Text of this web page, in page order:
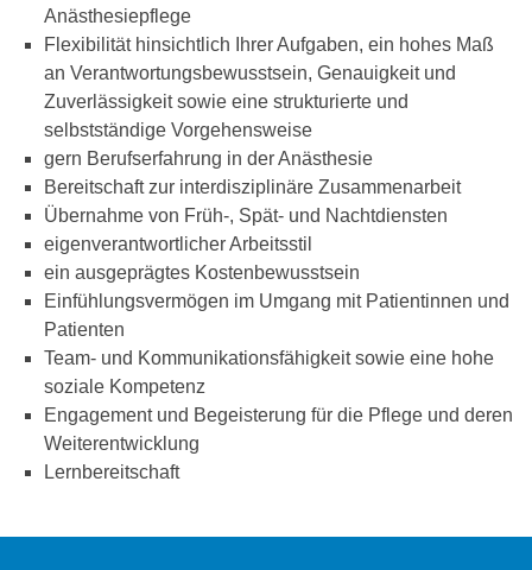
Anästhesiepflege
Flexibilität hinsichtlich Ihrer Aufgaben, ein hohes Maß
an Verantwortungsbewusstsein, Genauigkeit und
Zuverlässigkeit sowie eine strukturierte und
selbstständige Vorgehensweise
gern Berufserfahrung in der Anästhesie
Bereitschaft zur interdisziplinäre Zusammenarbeit
Übernahme von Früh-, Spät- und Nachtdiensten
eigenverantwortlicher Arbeitsstil
ein ausgeprägtes Kostenbewusstsein
Einfühlungsvermögen im Umgang mit Patientinnen und
Patienten
Team- und Kommunikationsfähigkeit sowie eine hohe
soziale Kompetenz
Engagement und Begeisterung für die Pflege und deren
Weiterentwicklung
Lernbereitschaft